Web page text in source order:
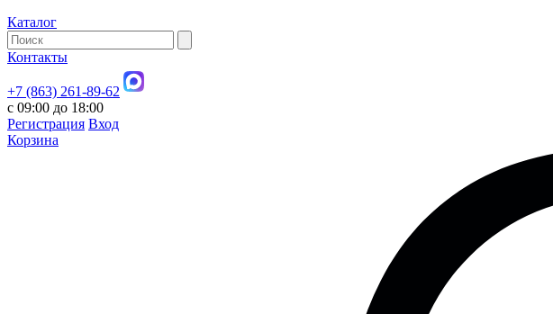
Каталог
Контакты
+7 (863) 261-89-62
с 09:00 до 18:00
Регистрация Вход
Корзина